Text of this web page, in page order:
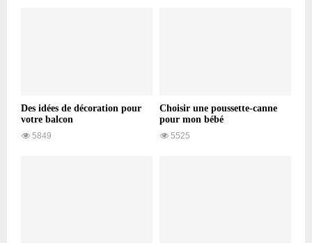
Des idées de décoration pour
votre balcon
5849
Choisir une poussette-canne
pour mon bébé
5525